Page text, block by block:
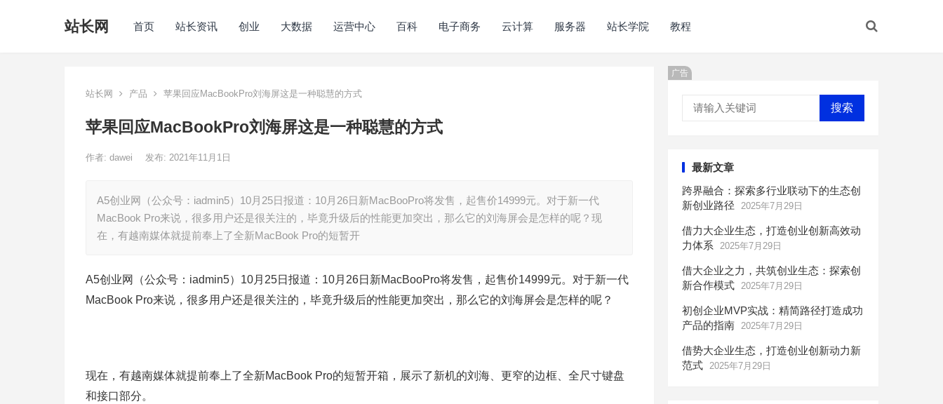
站长网 首页 站长资讯 创业 大数据 运营中心 百科 电子商务 云计算 服务器 站长学院 教程
站长网 产品 苹果回应MacBookPro刘海屏这是一种聪慧的方式
苹果回应MacBookPro刘海屏这是一种聪慧的方式
作者: dawei 发布: 2021年11月1日
A5创业网（公众号：iadmin5）10月25日报道：10月26日新MacBooPro将发售，起售价14999元。对于新一代
MacBook Pro来说，很多用户还是很关注的，毕竟升级后的性能更加突出，那么它的刘海屏会是怎样的呢？现
在，有越南媒体就提前奉上了全新MacBook Pro的短暂开
A5创业网（公众号：iadmin5）10月25日报道：10月26日新MacBooPro将发售，起售价14999元。对于新一代
MacBook Pro来说，很多用户还是很关注的，毕竟升级后的性能更加突出，那么它的刘海屏会是怎样的呢？
现在，有越南媒体就提前奉上了全新MacBook Pro的短暂开箱，展示了新机的刘海、更窄的边框、全尺寸键盘
和接口部分。
广告
搜索
最新文章
跨界融合：探索多行业联动下的生态创
新创业路径
2025年7月29日
借力大企业生态，打造创业创新高效动
力体系
2025年7月29日
借大企业之力，共筑创业生态：探索创
新合作模式 2025年7月29日
初创企业MVP实战：精简路径打造成功
产品的指南 2025年7月29日
借势大企业生态，打造创业创新动力新
范式 2025年7月29日